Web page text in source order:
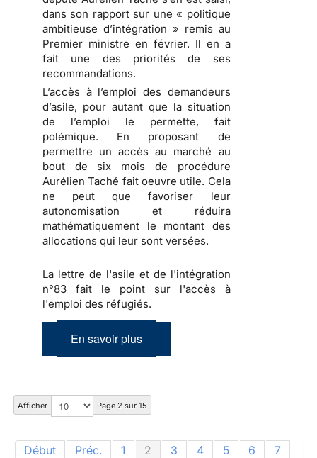
dans son rapport sur une « politique
ambitieuse d’intégration » remis au
Premier ministre en février. Il en a
fait une des priorités de ses
recommandations.
L’accès à l’emploi des demandeurs
d’asile, pour autant que la situation
de l’emploi le permette, fait
polémique. En proposant de
permettre un accès au marché au
bout de six mois de procédure
Aurélien Taché fait oeuvre utile. Cela
ne peut que favoriser leur
autonomisation et réduira
mathématiquement le montant des
allocations qui leur sont versées.
La lettre de l'asile et de l'intégration
n°83 fait le point sur l'accès à
l'emploi des réfugiés.
En savoir plus
Afficher Page 2 sur 15
Début Préc. 1 2 3 4 5 6
7